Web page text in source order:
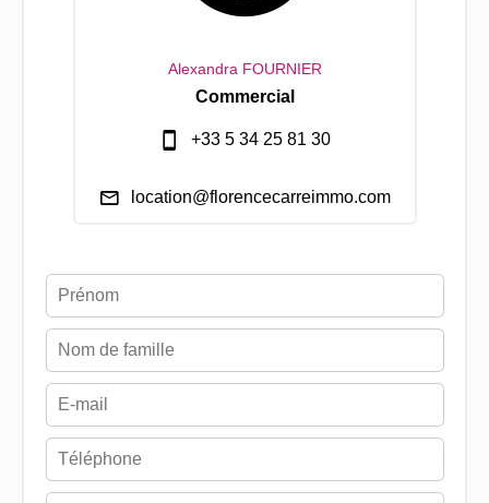
Alexandra FOURNIER
Commercial
+33 5 34 25 81 30
location@florencecarreimmo.com